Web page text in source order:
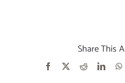
Share This
Facebook Reddit